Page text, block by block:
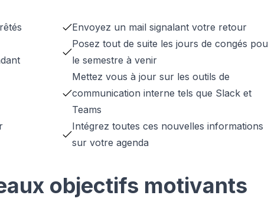
Envoyez un mail signalant votre retour
Posez tout de suite les jours de congés
le semestre à venir
Mettez vous à jour sur les outils de
communication interne tels que Slack et
Teams
Intégrez toutes ces nouvelles informations
sur votre agenda
objectifs motivants